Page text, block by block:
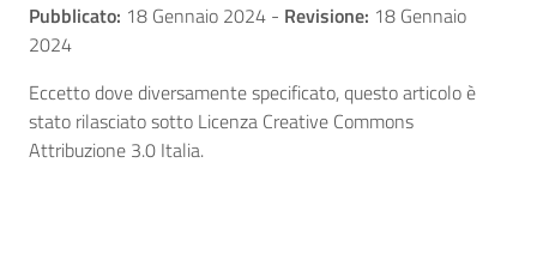
Pubblicato: 18 Gennaio 2024 - Revisione: 18 Gennaio
2024
Eccetto dove diversamente specificato, questo articolo è
stato rilasciato sotto Licenza Creative Commons
Attribuzione 3.0 Italia.